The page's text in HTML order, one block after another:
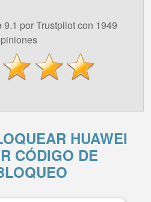
9.1 por Trustpilot con 1949
HUAWEI
CÓDIGO DE